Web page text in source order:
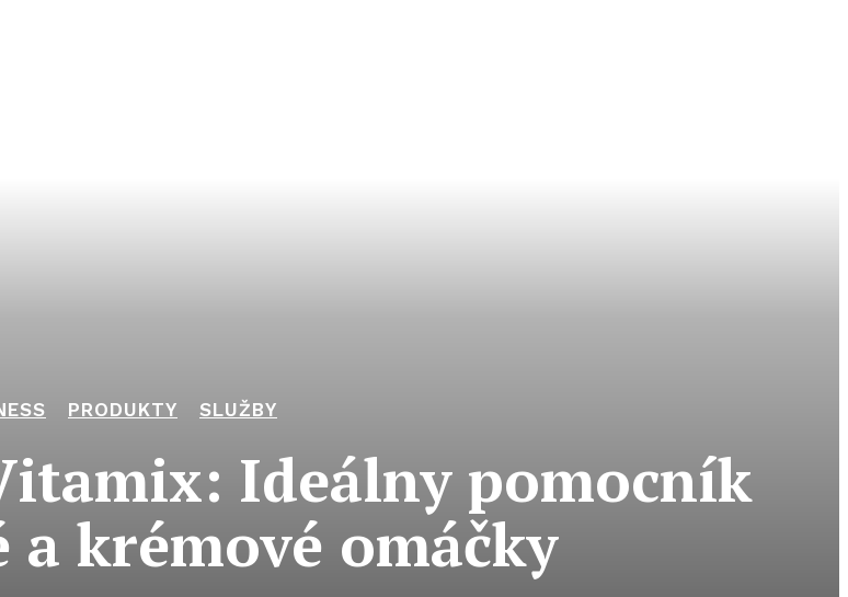
PRODUKTY SLUŽBY
Ideálny pomocník
krémové omáčky